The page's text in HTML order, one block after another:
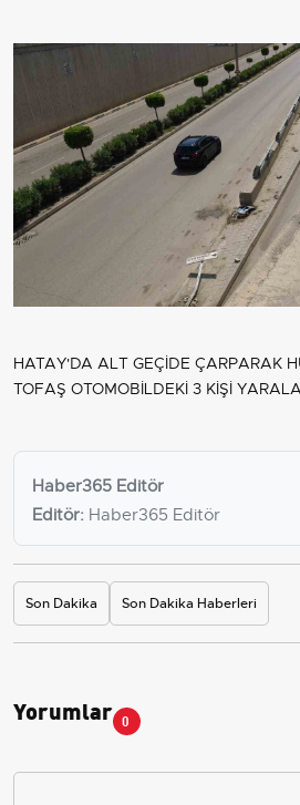
HATAY'DA ALT GEÇİDE ÇARPARAK
TOFAŞ OTOMOBİLDEKİ 3 KİŞİ
Haber365 Editör
Editör: Haber365 Editör
Son Dakika Son Dakika Haberleri
Yorumlar 0